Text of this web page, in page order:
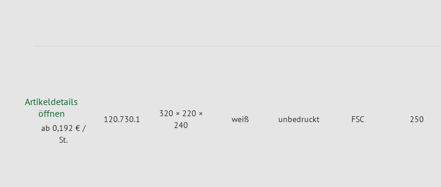
Artikeldetails
öffnen
ab 0,192 € /
St.
120.730.1
320 × 220 ×
240
weiß unbedruckt FSC 250